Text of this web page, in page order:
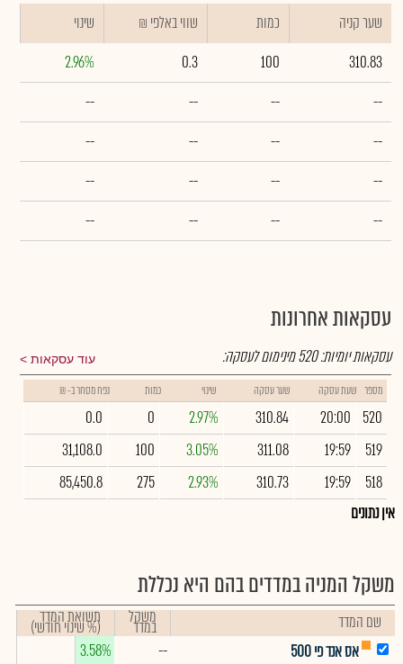
שער קניה כמות ₪ שווי באלפי
שינוי
310.83
100
0.3
2.96%
--
--
--
--
--
--
--
--
--
--
--
--
--
--
--
--
עסקאות אחרונות
עוד עסקאות עסקאות יומיות:520מינימום לעסקה:
מספר שעת עסקה שער עסקה שינוי כמות נפח מסחר ב- ₪
520
20:00
310.84
2.97%
0
0.0
519
19:59
311.08
3.05%
100
31,108.0
518
19:59
310.73
2.93%
275
85,450.8
אין נתונים
משקל המניה במדדים בהם היא נכללת
שם המדד משקל
במדד תשואת המדד
(% שינוי חודשי)
אס אנד פי 500
--
3.58%